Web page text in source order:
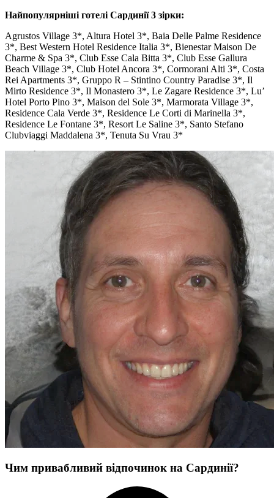
Найпопулярніші готелі Сардинії 3 зірки:
Agrustos Village 3*, Altura Hotel 3*, Baia Delle Palme Residence
3*, Best Western Hotel Residence Italia 3*, Bienestar Maison De
Charme & Spa 3*, Club Esse Cala Bitta 3*, Club Esse Gallura
Beach Village 3*, Club Hotel Ancora 3*, Cormorani Alti 3*, Costa
Rei Apartments 3*, Gruppo R – Stintino Country Paradise 3*, Il
Mirto Residence 3*, Il Monastero 3*, Le Zagare Residence 3*, Lu’
Hotel Porto Pino 3*, Maison del Sole 3*, Marmorata Village 3*,
Residence Cala Verde 3*, Residence Le Corti di Marinella 3*,
Residence Le Fontane 3*, Resort Le Saline 3*, Santo Stefano
Clubviaggi Maddalena 3*, Tenuta Su Vrau 3*
Чим привабливий відпочинок на Сардинії?